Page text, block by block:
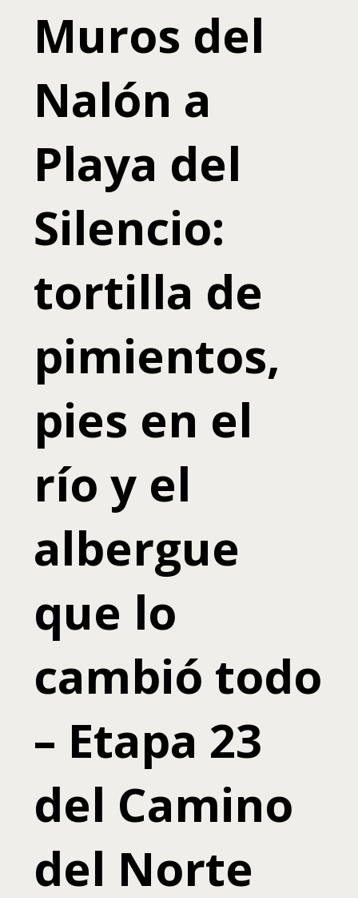
Muros del
Nalón a
Playa del
Silencio:
tortilla de
pimientos,
pies en el
río y el
albergue
que lo
cambió todo
– Etapa 23
del Camino
del Norte